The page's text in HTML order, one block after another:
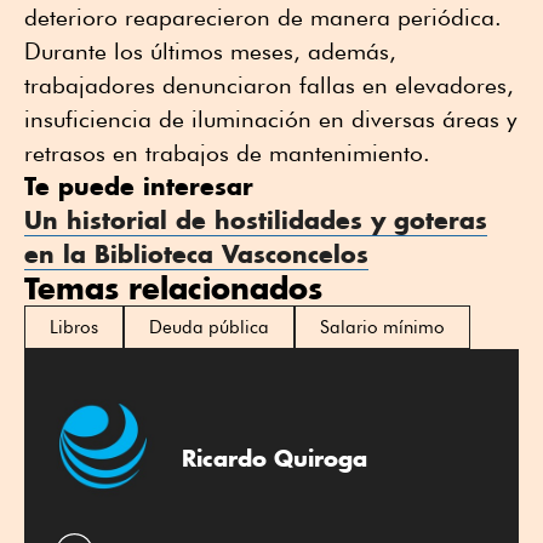
deterioro reaparecieron de manera periódica.
Durante los últimos meses, además,
trabajadores denunciaron fallas en elevadores,
insuficiencia de iluminación en diversas áreas y
retrasos en trabajos de mantenimiento.
Te puede interesar
Un historial de hostilidades y goteras
en la Biblioteca Vasconcelos
Temas relacionados
Libros Deuda pública Salario mínimo
Ricardo Quiroga